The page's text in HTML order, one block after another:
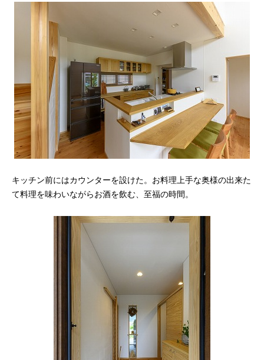
キッチン前にはカウンターを設けた。お料理上手な奥様の出来た
て料理を味わいながらお酒を飲む、至福の時間。